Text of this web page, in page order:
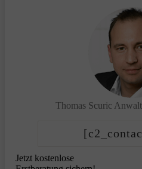
Thomas Scuric
Jetzt kostenlose